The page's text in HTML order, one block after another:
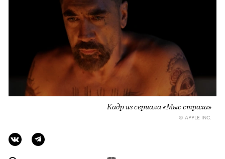
Кадр из сериала «Мыс страха»
© APPLE INC.